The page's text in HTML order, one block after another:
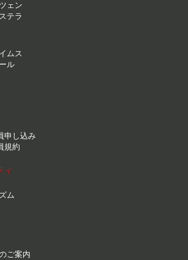
ェン
テラ
ムス
ル
申し込み
規約
ィ
ム
ご案内